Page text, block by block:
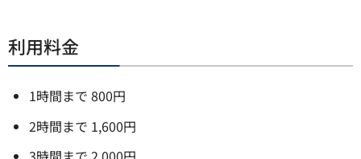
利用料金
1時間まで 800円
2時間まで 1,600円